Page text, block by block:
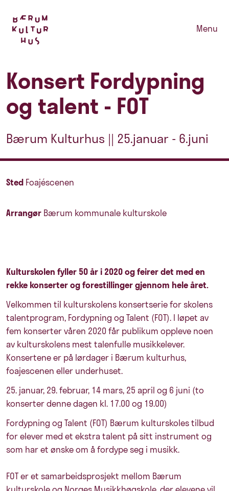
Menu
Konsert Fordypning
og talent - FOT
Bærum Kulturhus || 25.januar - 6.juni
Sted Foajéscenen
Arrangør Bærum kommunale kulturskole
Kulturskolen fyller 50 år i 2020 og feirer det med en
rekke konserter og forestillinger gjennom hele året.
Velkommen til kulturskolens konsertserie for skolens
talentprogram, Fordypning og Talent (FOT). I løpet av
fem konserter våren 2020 får publikum oppleve noen
av kulturskolens mest talenfulle musikkelever.
Konsertene er på lørdager i Bærum kulturhus,
foajescenen eller underhuset.
25. januar, 29. februar, 14 mars, 25 april og 6 juni (to
konserter denne dagen kl. 17.00 og 19.00)
Fordypning og Talent (FOT) Bærum kulturskoles tilbud
for elever med et ekstra talent på sitt instrument og
som har et ønske om å fordype seg i musikk.
FOT er et samarbeidsprosjekt mellom Bærum